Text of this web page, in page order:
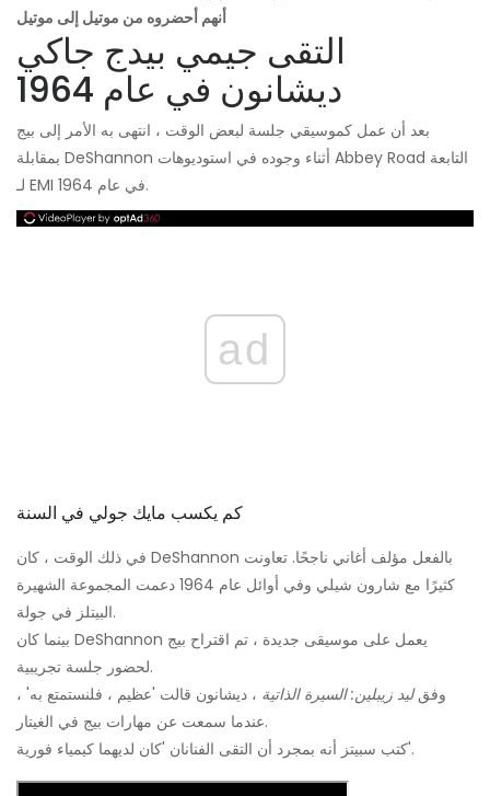
أنهم أحضروه من موتيل إلى موتيل
التقى جيمي بيدج جاكي
ديشانون في عام 1964
بعد أن عمل كموسيقي جلسة لبعض الوقت ، انتهى به الأمر إلى بيج
بمقابلة DeShannon أثناء وجوده في استوديوهات Abbey Road التابعة
لـ EMI في عام 1964.
ad
كم يكسب مايك جولي في السنة
في ذلك الوقت ، كان DeShannon بالفعل مؤلف أغاني ناجحًا. تعاونت
كثيرًا مع شارون شيلي وفي أوائل عام 1964 دعمت المجموعة الشهيرة
البيتلز في جولة.
بينما كان DeShannon يعمل على موسيقى جديدة ، تم اقتراح بيج
لحضور جلسة تجريبية.
وفقليد زيبلين: السيرة الذاتية ، ديشانون قالت 'عظيم ، فلنستمتع به' ،
عندما سمعت عن مهارات بيج في الغيتار.
كتب سبيتز أنه بمجرد أن التقى الفنانان 'كان لديهما كيمياء فورية'.